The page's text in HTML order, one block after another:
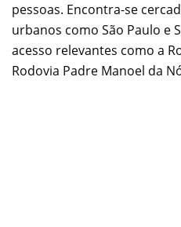
pessoas. Encontra-se
urbanos como São Paulo e
acesso relevantes como a
Rodovia Padre Manoel da